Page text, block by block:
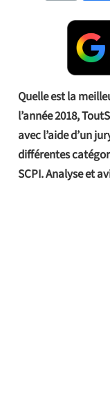
Quelle est la
l’année 2018,
avec l’aide d’un
différentes
SCPI. Analyse et